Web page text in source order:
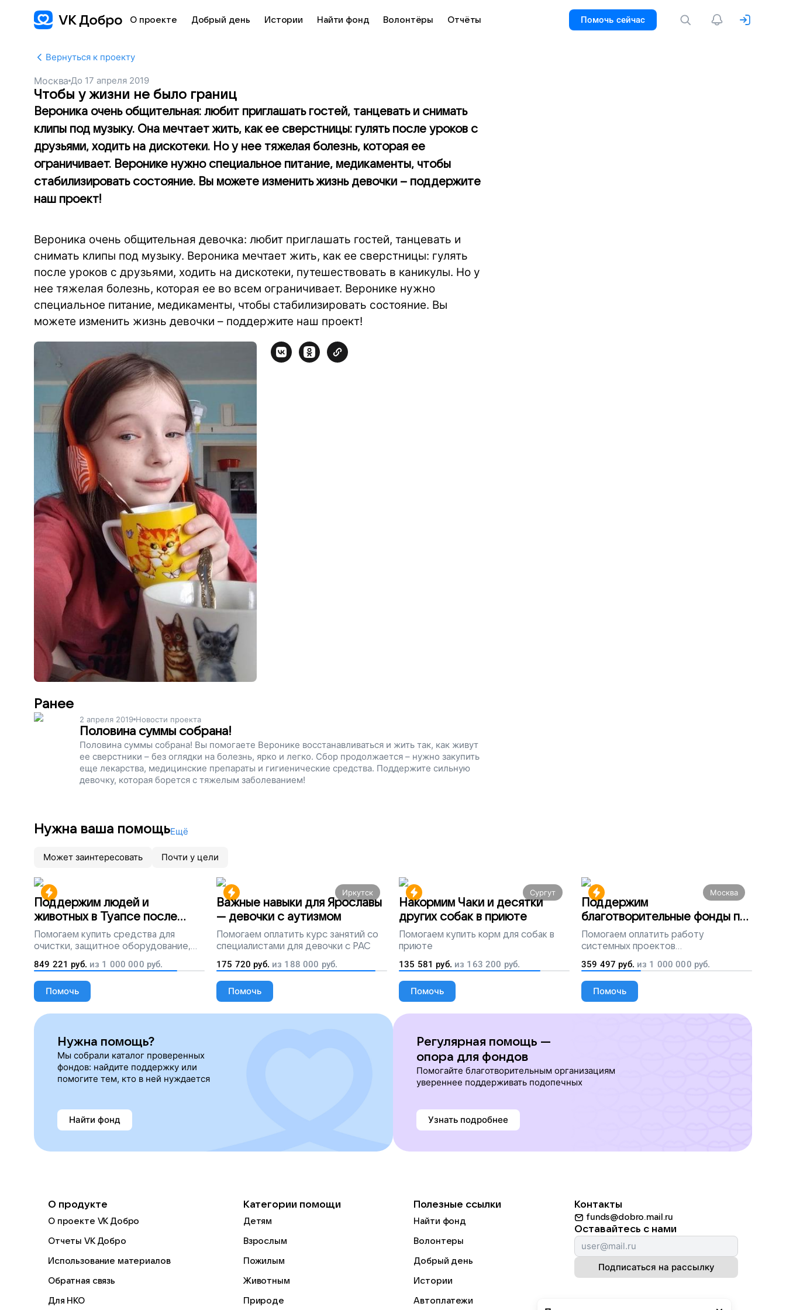
О проекте Добрый день Истории Найти фонд Волонтёры Отчёты Помочь сейчас
Вернуться к проекту
Москва До 17 апреля 2019
Чтобы у жизни не было границ
Вероника очень общительная: любит приглашать гостей, танцевать и снимать
клипы под музыку. Она мечтает жить, как ее сверстницы: гулять после уроков с
друзьями, ходить на дискотеки. Но у нее тяжелая болезнь, которая ее
ограничивает. Веронике нужно специальное питание, медикаменты, чтобы
стабилизировать состояние. Вы можете изменить жизнь девочки – поддержите
наш проект!
Вероника очень общительная девочка: любит приглашать гостей, танцевать и
снимать клипы под музыку. Вероника мечтает жить, как ее сверстницы: гулять
после уроков с друзьями, ходить на дискотеки, путешествовать в каникулы. Но у
нее тяжелая болезнь, которая ее во всем ограничивает. Веронике нужно
специальное питание, медикаменты, чтобы стабилизировать состояние. Вы
можете изменить жизнь девочки – поддержите наш проект!
Ранее
2 апреля 2019 Новости проекта
Половина суммы собрана!
Половина суммы собрана! Вы помогаете Веронике восстанавливаться и жить так, как живут
ее сверстники – без оглядки на болезнь, ярко и легко. Сбор продолжается – нужно закупить
еще лекарства, медицинские препараты и гигиенические средства. Поддержите сильную
девочку, которая борется с тяжелым заболеванием!
Нужна ваша помощьЕщё
Может заинтересовать Почти у цели
Поддержим людей и
животных в Туапсе после
разлива мазута
Помогаем купить средства для
очистки, защитное оборудование,
лекарства, корм и предметы первой
необходимости
849 221 руб. из 1 000 000 руб.
Помочь
Иркутск
Важные навыки для Ярославы
— девочки с аутизмом
Помогаем оплатить курс занятий со
специалистами для девочки с РАС
175 720 руб. из 188 000 руб.
Помочь
Сургут
Накормим Чаки и десятки
других собак в приюте
Помогаем купить корм для собак в
приюте
135 581 руб. из 163 200 руб.
Помочь
Москва
Поддержим
благотворительные фонды по
всей России
Помогаем оплатить работу
системных проектов
благотворительных организаций
359 497 руб. из 1 000 000 руб.
Помочь
Нужна помощь?
Мы собрали каталог проверенных
фондов: найдите поддержку или
помогите тем, кто в ней нуждается
Найти фонд
Регулярная помощь —
опора для фондов
Помогайте благотворительным организациям
увереннее поддерживать подопечных
Узнать подробнее
О продукте
О проекте VK Добро
Отчеты VK Добро
Использование материалов
Обратная связь
Для НКО
Категории помощи
Детям
Взрослым
Пожилым
Животным
Природе
Полезные ссылки
Найти фонд
Волонтеры
Добрый день
Истории
Автоплатежи
Контакты
funds@dobro.mail.ru
Оставайтесь с нами
Подписаться на рассылку